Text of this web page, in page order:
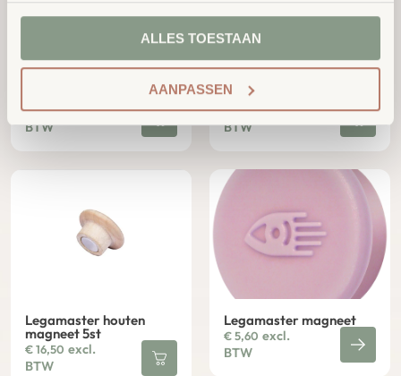
ALLES TOESTAAN
AANPASSEN
€14,25 excl.
BTW
Houten
Whiteboardwisser
€24,00 excl.
BTW
Legamaster houten
magneet 5st
€16,50 excl.
BTW
Legamaster magneet
€5,60 excl.
BTW